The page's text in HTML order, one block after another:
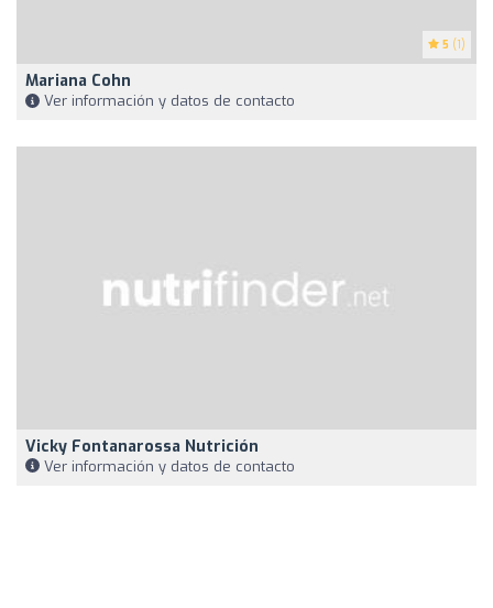
5 (1)
Mariana Cohn
Ver información y datos de contacto
Vicky Fontanarossa Nutrición
Ver información y datos de contacto